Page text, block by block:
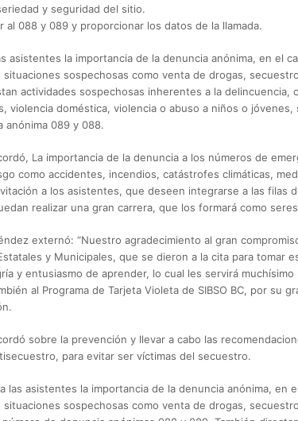
y seguridad del sitio.
al 088 y 089 y proporcionar los datos de la llamada.
asistentes la importancia de la denuncia anónima, en el
situaciones sospechosas como venta de drogas,
actividades sospechosas inherentes a la delincuencia,
violencia doméstica, violencia o abuso a niños o
anónima 089 y 088.
La importancia de la denuncia a los números de
como accidentes, incendios, catástrofes climáticas,
a los asistentes, que deseen integrarse a las filas
realizar una gran carrera, que los formará como
externó: “Nuestro agradecimiento al gran
y Municipales, que se dieron a la cita para tomar
y entusiasmo de aprender, lo cual les servirá
al Programa de Tarjeta Violeta de SIBSO BC, por su
sobre la prevención y llevar a cabo las
para evitar ser víctimas del secuestro.
las asistentes la importancia de la denuncia anónima, en
situaciones sospechosas como venta de drogas,